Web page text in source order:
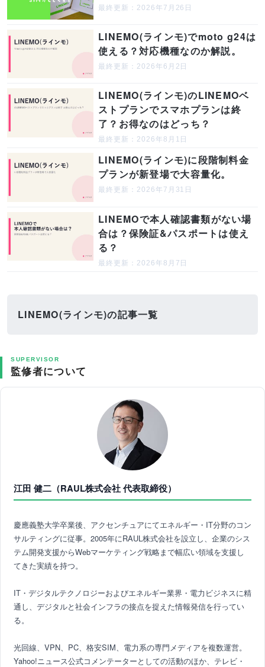
最終更新：2026年7月26日
LINEMO(ラインモ)でmoto g24は
使える？対応機種なのか解説。
最終更新：2026年6月2日
LINEMO(ラインモ)のLINEMOベ
ストプランでスマホプランは終
了？お得なのはどっち？
最終更新：2026年8月1日
LINEMO(ラインモ)に段階制料金
プランが新登場で大容量化。
最終更新：2026年7月31日
LINEMOで本人確認書類がない場
合は？保険証&パスポートは使え
る？
最終更新：2026年8月7日
LINEMO(ラインモ)の記事一覧
SUPERVISOR
監修者について
江田 健二（RAUL株式会社 代表取締役）
慶應義塾大学卒業後、アクセンチュアにてエネルギー・IT分野のコン
サルティングに従事。2005年にRAUL株式会社を設立し、企業のシス
テム開発支援からWebマーケティング戦略まで幅広い領域を支援し
てきた実績を持つ。
IT・デジタルテクノロジーおよびエネルギー業界・電力ビジネスに精
通し、デジタルと社会インフラの接点を捉えた情報発信を行ってい
る。
光回線、VPN、PC、格安SIM、電力系の専門メディアを複数運営。
Yahoo!ニュース公式コメンテーターとしての活動のほか、テレビ・